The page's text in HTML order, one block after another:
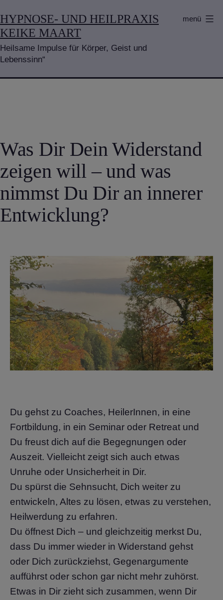
Inhalt
springen
HYPNOSE- UND HEILPRAXIS
KEIKE MAART
Heilsame Impulse für Körper, Geist und
Lebenssinn“
menü
Was Dir Dein Widerstand
zeigen will – und was
nimmst Du Dir an innerer
Entwicklung?
Du gehst zu Coaches, HeilerInnen, in eine
Fortbildung, in ein Seminar oder Retreat und
Du freust dich auf die Begegnungen oder
Auszeit. Vielleicht zeigt sich auch etwas
Unruhe oder Unsicherheit in Dir.
Du spürst die Sehnsucht, Dich weiter zu
entwickeln, Altes zu lösen, etwas zu verstehen,
Heilwerdung zu erfahren.
Du öffnest Dich – und gleichzeitig merkst Du,
dass Du immer wieder in Widerstand gehst
oder Dich zurückziehst, Gegenargumente
aufführst oder schon gar nicht mehr zuhörst.
Etwas in Dir zieht sich zusammen, wenn Dir